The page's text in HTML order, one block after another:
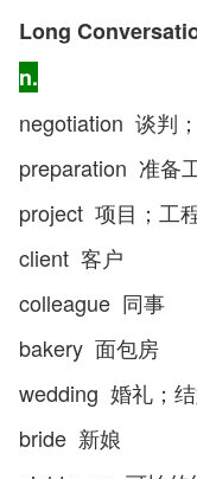
Long
n.
negotiation 谈判
preparation 准备
project 项目；工
client 客户
colleague 同事
bakery 面包房
wedding 婚礼；
bride 新娘